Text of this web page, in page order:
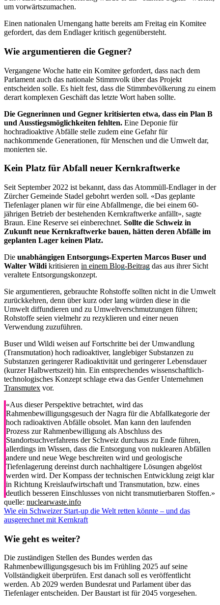
um vorwärtszumachen.
Einen nationalen Urnengang hatte bereits am Freitag ein Komitee
gefordert, das dem Endlager kritisch gegenübersteht.
Wie argumentieren die Gegner?
Vergangene Woche hatte ein Komitee gefordert, dass nach dem
Parlament auch das nationale Stimmvolk über das Projekt
entscheiden solle. Es hielt fest, dass die Stimmbevölkerung zu einem
derart komplexen Geschäft das letzte Wort haben sollte.
Die Gegnerinnen und Gegner kritisierten etwa, dass ein Plan B
und Ausstiegsmöglichkeiten fehlten. Eine Deponie für
hochradioaktive Abfälle stelle zudem eine Gefahr für
nachkommende Generationen, für Menschen und die Umwelt dar,
monierten sie.
Kein Platz für Abfall neuer Kernkraftwerke
Seit September 2022 ist bekannt, dass das Atommüll-Endlager in der
Zürcher Gemeinde Stadel gebohrt werden soll. «Das geplante
Tiefenlager planen wir für eine Abfallmenge, die bei einem 60-
jährigen Betrieb der bestehenden Kernkraftwerke anfällt», sagte
Braun. Eine Reserve sei einberechnet. Sollte die Schweiz in
Zukunft neue Kernkraftwerke bauen, hätten deren Abfälle im
geplanten Lager keinen Platz.
Die unabhängigen Entsorgungs-Experten Marcos Buser und
Walter Wildi kritisieren in einem Blog-Beitrag das aus ihrer Sicht
veraltete Entsorgungskonzept.
Sie argumentieren, gebrauchte Rohstoffe sollten nicht in die Umwelt
zurückkehren, denn über kurz oder lang würden diese in die
Umwelt diffundieren und zu Umweltverschmutzungen führen;
Rohstoffe seien vielmehr zu rezyklieren und einer neuen
Verwendung zuzuführen.
Buser und Wildi weisen auf Fortschritte bei der Umwandlung
(Transmutation) hoch radioaktiver, langlebiger Substanzen zu
Substanzen geringerer Radioaktivität und geringerer Lebensdauer
(kurzer Halbwertszeit) hin. Ein entsprechendes wissenschaftlich-
technologisches Konzept schlage etwa das Genfer Unternehmen
Transmutex vor.
«Aus dieser Perspektive betrachtet, wird das
Rahmenbewilligungsgesuch der Nagra für die Abfallkategorie der
hoch radioaktiven Abfälle obsolet. Man kann den laufenden
Prozess zur Rahmenbewilligung als Abschluss des
Standortsuchverfahrens der Schweiz durchaus zu Ende führen,
allerdings im Wissen, dass die Entsorgung von nuklearen Abfällen
andere und neue Wege beschreiten wird und geologische
Tiefenlagerung dereinst durch nachhaltigere Lösungen abgelöst
werden wird. Der Kompass der technischen Entwicklung zeigt klar
in Richtung Kreislaufwirtschaft und Transmutation, bzw. eines
deutlich besseren Einschlusses von nicht transmutierbaren Stoffen.»
quelle: nuclearwaste.info
Wie ein Schweizer Start-up die Welt retten könnte – und das
ausgerechnet mit Kernkraft
Wie geht es weiter?
Die zuständigen Stellen des Bundes werden das
Rahmenbewilligungsgesuch bis im Frühling 2025 auf seine
Vollständigkeit überprüfen. Erst danach soll es veröffentlicht
werden. Ab 2029 werden Bundesrat und Parlament über das
Tiefenlager entscheiden. Der Baustart ist für 2045 vorgesehen.